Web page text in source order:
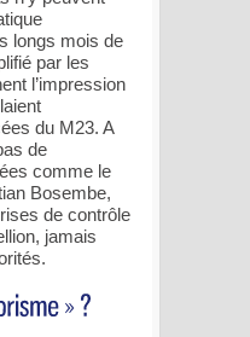
longs mois de
par les
l’impression
du M23. A
de
comme le
Bosembe,
de contrôle
jamais